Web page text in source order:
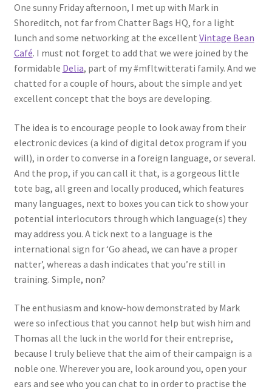
Terms and Conditions
Categories
Events
My Bookings
Private
One sunny Friday afternoon, I met up with Mark in
Shoreditch, not far from Chatter Bags HQ, for a light
lunch and some networking at the excellent Vintage Bean
Café. I must not forget to add that we were joined by the
formidable Delia, part of my #mfltwitterati family. And we
chatted for a couple of hours, about the simple and yet
excellent concept that the boys are developing.
The idea is to encourage people to look away from their
electronic devices (a kind of digital detox program if you
will), in order to converse in a foreign language, or several.
And the prop, if you can call it that, is a gorgeous little
tote bag, all green and locally produced, which features
many languages, next to boxes you can tick to show your
potential interlocutors through which language(s) they
may address you. A tick next to a language is the
international sign for ‘Go ahead, we can have a proper
natter’, whereas a dash indicates that you’re still in
training. Simple, non?
The enthusiasm and know-how demonstrated by Mark
were so infectious that you cannot help but wish him and
Thomas all the luck in the world for their entreprise,
because I truly believe that the aim of their campaign is a
noble one. Wherever you are, look around you, open your
ears and see who you can chat to in order to practise the